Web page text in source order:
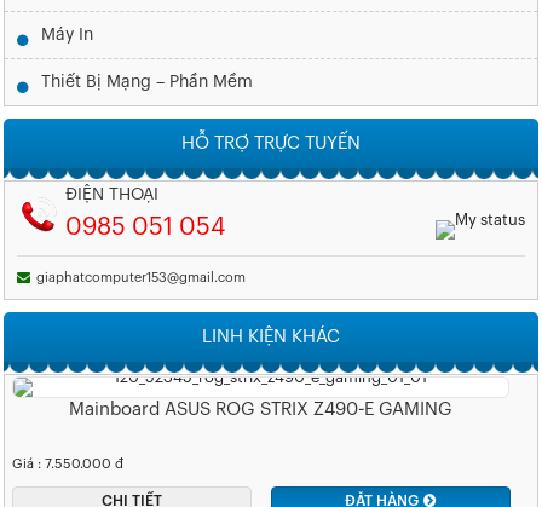
Máy In
Thiết Bị Mạng – Phần Mềm
HỖ TRỢ TRỰC TUYẾN
ĐIỆN THOẠI
0985 051 054
giaphatcomputer153@gmail.com
LINH KIỆN KHÁC
Mainboard ASUS ROG STRIX Z490-E GAMING
Giá : 7.550.000 đ
CHI TIẾT ĐẶT HÀNG